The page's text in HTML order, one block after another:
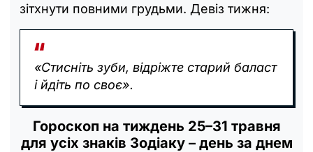
зітхнути повними грудьми. Девіз тижня:
«Стисніть зуби, відріжте старий баласт
і йдіть по своє».
Гороскоп на тиждень 25–31 травня
для усіх знаків Зодіаку – день за днем